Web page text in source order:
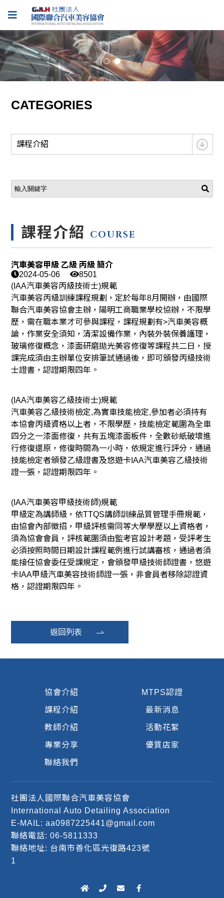
CATEGORIES
課程介紹
課程介紹 COURSE
汽車美容甲級 乙級 丙級 簡介
2024-05-06
8501
(IAA汽車美容丙級技術士)規範
汽車美容丙級訓練課程規劃，定於每年8月開辦，由國際
聯合汽車美容協會主辦，陽明工商職業學校協辦，不限學
歷，需在職本業才可參與課程，課程規劃有>汽車美容概
論，作業安全須知，清潔設備作業，內裝外裝保養護理，
玻璃修復概念，漆面研磨拋光美容修復等課程共二日，授
課完成須由主辦單位安排筆試通過後，即可頒發丙級技術
士證書，認證期限四年。
(IAA汽車美容乙級技術士)規範
汽車美容乙級技術檢定,為實車技能檢定,參加者必須持有
本協會丙級資格以上者，不限學歷，技能檢定範圍為全車
四分之一漆面修復，共有五塊漆面板件，全數砂紙破壞進
行修復還原，修復時間為一小時，依規定進行評分，通過
技能檢定者頒發乙級證書及悠遊卡IAA汽車美容乙級技術
證一張，認證期限四年。
(IAA汽車美容甲級技術師)規範
甲級定為講師級，依TTQS講師訓練品質管理手冊規範，
由協會內部徵招，甲級評核需同等大學學歷以上資格者，
須為協會會員，評核範圍須由監考官設計考題，受評考生
必須按照時間日期設計課程範例進行試講審核，通過者須
能接任協會委任受課規定，會頒發甲級技術師證書，悠遊
卡IAA甲級汽車美容技術師證一張，非會員者移除認證資
格，認證期限四年。
返回列表
協會介紹 MTPS認證
課程介紹 最新消息
教師介紹 活動花絮
專業分享 優質店家
聯絡我們
社團法人國際聯合汽車美容協會
International Auto Detailing Association
E-MAIL: aa0987225441@gmail.com
聯絡電話: 06-5811333
聯絡地址: 台南市善化區光復路423號
1